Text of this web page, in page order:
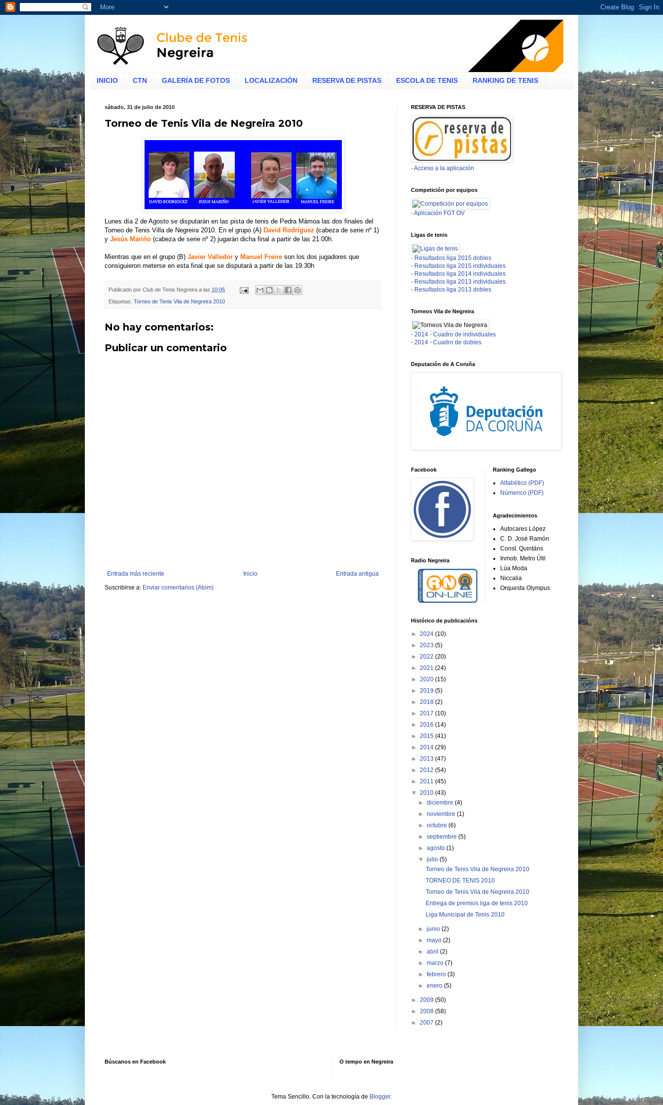
INICIO CTN GALERÍA DE FOTOS LOCALIZACIÓN RESERVA DE PISTAS ESCOLA DE TENIS RANKING DE TENIS
sábado, 31 de julio de 2010
Torneo de Tenis Vila de Negreira 2010
Lunes día 2 de Agosto se disputarán en las pista de tenis de Pedra Mámoa las dos finales del
Torneo de Tenis Villa de Negreira 2010. En el grupo (A) David Rodríguez (cabeza de serie nº 1)
y Jesús Mariño (cabeza de serie nº 2) jugarán dicha final a partir de las 21:00h.
Mientras que en el grupo (B) Javier Valledor y Manuel Freire son los dos jugadores que
consiguieron meterse en esta final que se disputará a partir de las 19:30h
Publicado por Club de Tenis Negreira a las 10:05
Etiquetas: Torneo de Tenis Vila de Negreira 2010
No hay comentarios:
Publicar un comentario
Entrada más reciente Entrada antigua
Inicio
Suscribirse a: Enviar comentarios (Atom)
RESERVA DE PISTAS
- Acceso a la aplicación
Competición por equipos
- Aplicación FGT OV
Ligas de tenis
- Resultados liga 2015 dobles
- Resultados liga 2015 individuales
- Resultados liga 2014 individuales
- Resultados liga 2013 individuales
- Resultados liga 2013 dobles
Torneos Vila de Negreira
- 2014 - Cuadro de individuales
- 2014 - Cuadro de dobles
Deputación de A Coruña
Facebook
Radio Negreira
Ranking Gallego
Alfabético (PDF)
Númerico (PDF)
Agradecimientos
Autocares López
C. D. José Ramón
Const. Quintáns
Inmob. Metro Útil
Lúa Moda
Niccalia
Orquesta Olympus
Histórico de publicacións
► 2024 (10)
► 2023 (5)
► 2022 (20)
► 2021 (24)
► 2020 (15)
► 2019 (5)
► 2018 (2)
► 2017 (10)
► 2016 (14)
► 2015 (41)
► 2014 (29)
► 2013 (47)
► 2012 (54)
► 2011 (45)
▼ 2010 (43)
►diciembre(4)
►noviembre(1)
►octubre(6)
►septiembre(5)
►agosto(1)
▼julio(5)
Torneo de Tenis Vila de Negreira 2010
TORNEO DE TENIS 2010
Torneo de Tenis Vila de Negreira 2010
Entrega de premios liga de tenis 2010
Liga Municipal de Tenis 2010
►junio(2)
►mayo(2)
►abril(2)
►marzo(7)
►febrero(3)
►enero(5)
► 2009 (50)
► 2008 (58)
► 2007 (2)
Búscanos en Facebook O tempo en Negreira
Tema Sencillo. Con la tecnología de Blogger.